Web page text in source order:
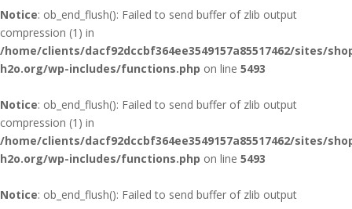
Notice: ob_end_flush(): Failed to send buffer of zlib output
compression (1) in
/home/clients/dacf92dccbf364ee3549157a85517462/sites/
h2o.org/wp-includes/functions.php on line 5493
Notice: ob_end_flush(): Failed to send buffer of zlib output
compression (1) in
/home/clients/dacf92dccbf364ee3549157a85517462/sites/
h2o.org/wp-includes/functions.php on line 5493
Notice: ob_end_flush(): Failed to send buffer of zlib output